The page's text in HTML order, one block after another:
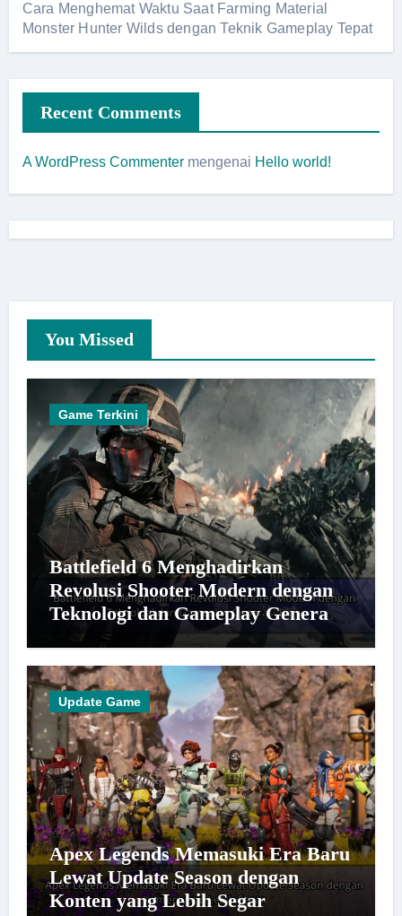
Cara Menghemat Waktu Saat Farming Material
Monster Hunter Wilds dengan Teknik Gameplay Tepat
Recent Comments
A WordPress Commentermengenai Hello world!
You Missed
Game Terkini
Battlefield 6 Menghadirkan
Revolusi Shooter Modern dengan
Teknologi dan Gameplay Generasi
Baru
Update Game
Apex Legends Memasuki Era Baru
Lewat Update Season dengan
Konten yang Lebih Segar